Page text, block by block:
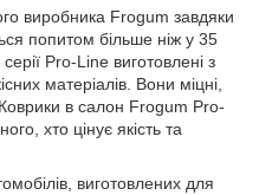
виробника Frogum завдяки
попитом більше ніж у 35
Pro-Line виготовлені з
матеріалів. Вони міцні,
в салон Frogum Pro-
хто цінує якість та
виготовлених для